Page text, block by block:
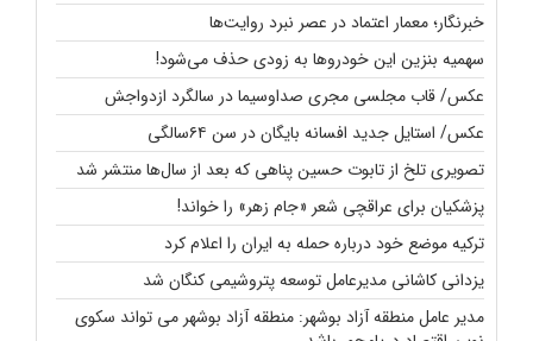
خبرنگار؛ معمار اعتماد در عصر نبرد روایت‌ها
سهمیه بنزین این خودروها به زودی حذف می‌شود!
عکس/ قاب مجلسی مجری صداوسیما در سالگرد ازدواجش
عکس/ استایل جدید افسانه بایگان در سن ۶۴سالگی
تصویری تلخ از تابوت حسین پناهی که بعد از سال‌ها منتشر شد
پزشکیان برای عراقچی شعر «جام زهر» را خواند!
ترکیه موضع خود درباره حمله به ایران را اعلام کرد
یزدانی کاشانی مدیرعامل توسعه پتروشیمی کنگان شد
مدیر عامل منطقه آزاد بوشهر: منطقه آزاد بوشهر می تواند سکوی